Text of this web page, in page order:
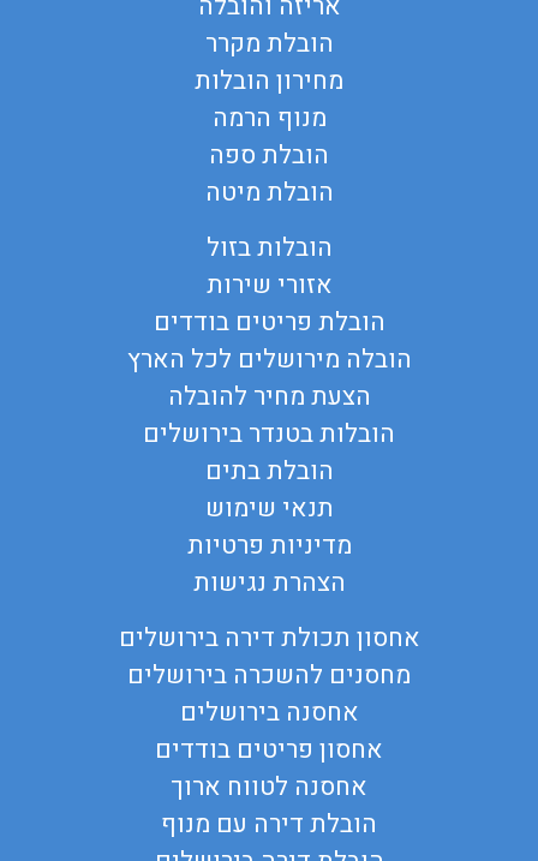
הובלת מקרר
מחירון הובלות
מנוף הרמה
הובלת ספה
הובלת מיטה
הובלות בזול
אזורי שירות
הובלת פריטים בודדים
הובלה מירושלים לכל הארץ
הצעת מחיר להובלה
הובלות בטנדר בירושלים
הובלת בתים
תנאי שימוש
מדיניות פרטיות
הצהרת נגישות
אחסון תכולת דירה בירושלים
מחסנים להשכרה בירושלים
אחסנה בירושלים
אחסון פריטים בודדים
אחסנה לטווח ארוך
הובלת דירה עם מנוף